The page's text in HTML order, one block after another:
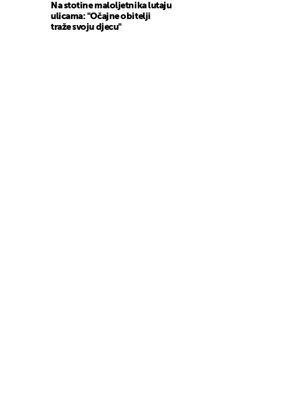
Na stotine maloljetnika lutaju
ulicama: "Očajne obitelji
traže svoju djecu"